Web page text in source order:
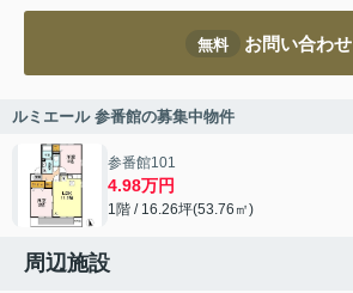
無料 お問い合わせ
ルミエール 参番館の募集中物件
参番館101
4.98万円
1階 / 16.26坪(53.76㎡)
周辺施設